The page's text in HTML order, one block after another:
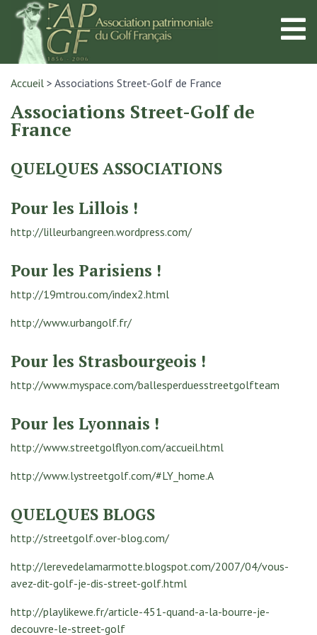
Accueil > Associations Street-Golf de France
Associations Street-Golf de
France
QUELQUES ASSOCIATIONS
Pour les Lillois !
http://lilleurbangreen.wordpress.com/
Pour les Parisiens !
http://19mtrou.com/index2.html
http://www.urbangolf.fr/
Pour les Strasbourgeois !
http://www.myspace.com/ballesperduesstreetgolfteam
Pour les Lyonnais !
http://www.streetgolflyon.com/accueil.html
http://www.lystreetgolf.com/#LY_home.A
QUELQUES BLOGS
http://streetgolf.over-blog.com/
http://lerevedelamarmotte.blogspot.com/2007/04/vous-
avez-dit-golf-je-dis-street-golf.html
http://playlikewe.fr/article-451-quand-a-la-bourre-je-
decouvre-le-street-golf